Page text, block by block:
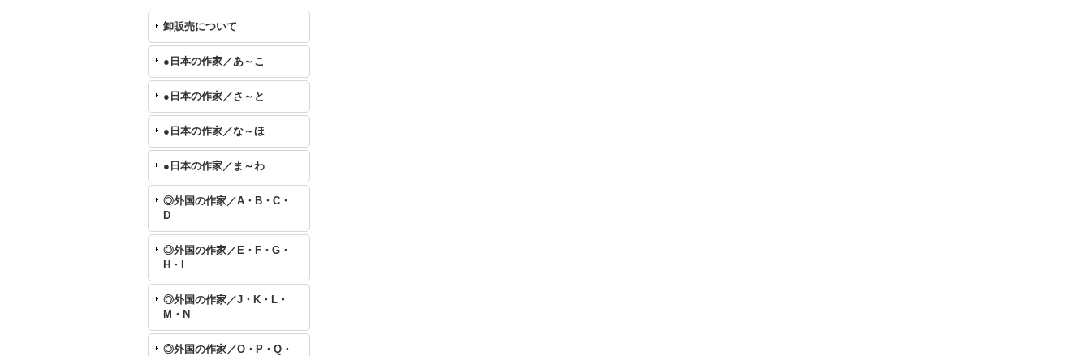
卸販売について
●日本の作家／あ～こ
●日本の作家／さ～と
●日本の作家／な～ほ
●日本の作家／ま～わ
◎外国の作家／A・B・C・
D
◎外国の作家／E・F・G・
H・I
◎外国の作家／J・K・L・
M・N
◎外国の作家／O・P・Q・